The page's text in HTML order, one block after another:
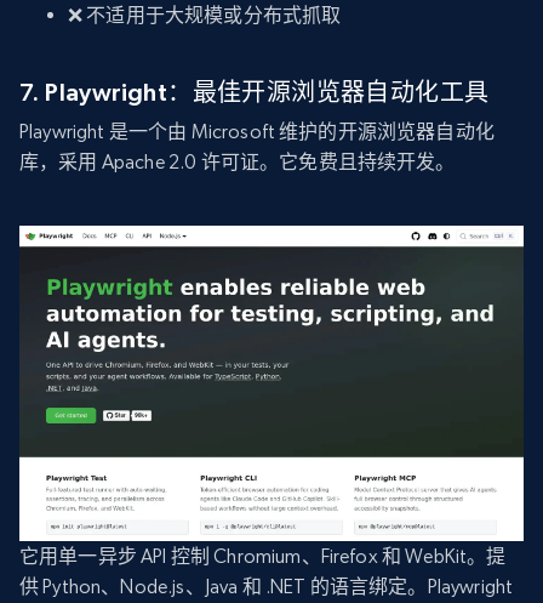
❌ 不适用于大规模或分布式抓取
7. Playwright：最佳开源浏览器自动化工具
Playwright 是一个由 Microsoft 维护的开源浏览器自动化
库，采用 Apache 2.0 许可证。它免费且持续开发。
它用单一异步 API 控制 Chromium、Firefox 和 WebKit。提
供 Python、Node.js、Java 和 .NET 的语言绑定。Playwright